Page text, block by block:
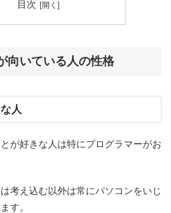
目次
向いている人の性格
人
が好きな人は特にプログラマーがお
考え込む以外は常にパソコンをいじ
す。